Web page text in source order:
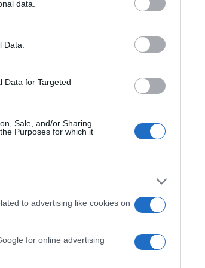
data.
Data for Targeted
Sale, and/or Sharing
Purposes for which it
to advertising like cookies on
for online advertising
menyasszony-alakot (Ingrid) és
önmaga-ellentéte Peer egyik lenyomata.
a sokadalomba Ascher: Az utasra
jeleníti meg e Hang-szereplőt, a
színpadi létezés iskolapéldája ? azonban
dévaj, mint drámai mater ?seként, az
le a mihaszna fiát még dorgálni is
poétikusan meglassított ? ugyanígy
önmagának és a Solvejg-játszás legfőbb,
kapható rajta egyensúly-vétésen, és a
távozó örök szerelme, Peer fejét.
a donkihótizmus egy válfaját is